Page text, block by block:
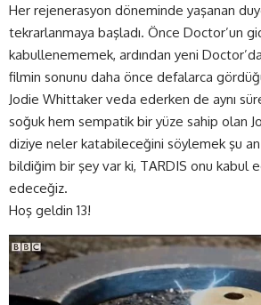
Her rejenerasyon döneminde yaşanan
tekrarlanmaya başladı. Önce Doctor’un
kabullenememek, ardından yeni
filmin sonunu daha önce defalarca
Jodie Whittaker veda ederken de aynı
soğuk hem sempatik bir yüze sahip olan
diziye neler katabileceğini söylemek şu
bildiğim bir şey var ki, TARDIS onu kabul
edeceğiz.
Hoş geldin 13!